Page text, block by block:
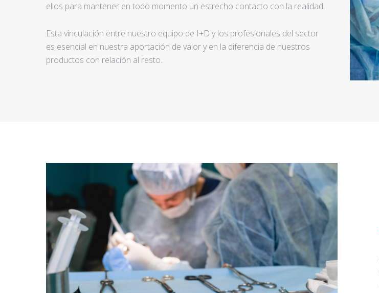
ellos para mantener en todo momento un estrecho contacto con la realidad.
Esta vinculación entre nuestro equipo de I+D y los profesionales del sector
es esencial en nuestra aportación de valor y en la diferencia de nuestros
productos con relación al resto.